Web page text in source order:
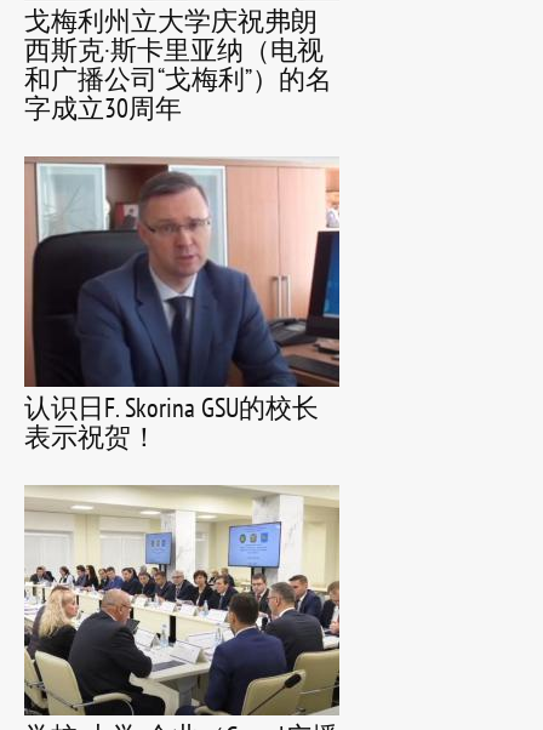
戈梅利州立大学庆祝弗朗
西斯克·斯卡里亚纳（电视
和广播公司“戈梅利”）的名
字成立30周年
认识日F. Skorina GSU的校长
表示祝贺！